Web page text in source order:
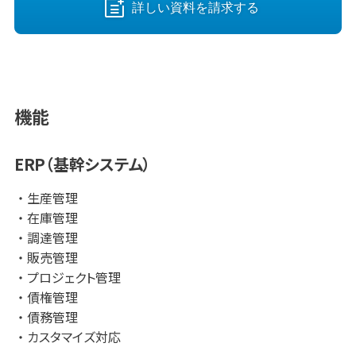
指定日時点の請求額や支払額を、締日以前でも事前確認で
きます。
簡易ＢＩキットを用いて、実績値や予測値の集計→照会画面
確認ができます。
【クラウド/オンプレ対応】
サーバについては、クラウド対応が基本ですが、オンプレでの
対応も可能です。
【現行機能調査】
システム導入に際し現行機能調査が必要な場合は、解析チ
ームが現行システムの設計書や
レガシー資産【Cobol.RPG,VB等】を解析します。
詳しい資料を請求する
機能
ERP（基幹システム）
生産管理
在庫管理
調達管理
販売管理
プロジェクト管理
債権管理
債務管理
カスタマイズ対応